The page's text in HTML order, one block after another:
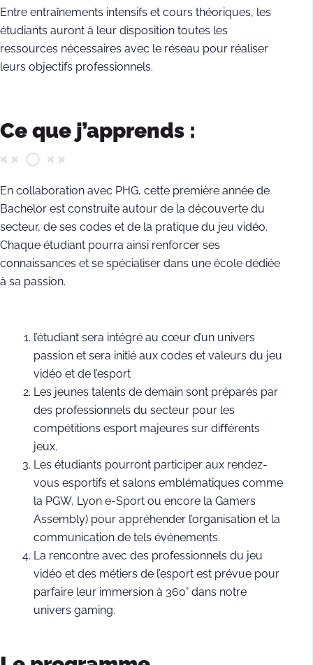
Entre entraînements intensifs et cours théoriques, les
étudiants auront à leur disposition toutes les
ressources nécessaires avec le réseau pour réaliser
leurs objectifs professionnels.
Ce que j’apprends :
En collaboration avec PHG, cette première année de
Bachelor est construite autour de la découverte du
secteur, de ses codes et de la pratique du jeu vidéo.
Chaque étudiant pourra ainsi renforcer ses
connaissances et se spécialiser dans une école dédiée
à sa passion.
l’étudiant sera intégré au cœur d’un univers
passion et sera initié aux codes et valeurs du jeu
vidéo et de l’esport
Les jeunes talents de demain sont préparés par
des professionnels du secteur pour les
compétitions esport majeures sur diﬀérents
jeux.
Les étudiants pourront participer aux rendez-
vous esportifs et salons emblématiques comme
la PGW, Lyon e-Sport ou encore la Gamers
Assembly) pour appréhender l’organisation et la
communication de tels événements.
La rencontre avec des professionnels du jeu
vidéo et des métiers de l’esport est prévue pour
parfaire leur immersion à 360° dans notre
univers gaming.